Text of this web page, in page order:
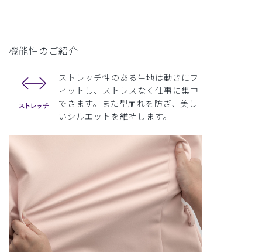
機能性のご紹介
ストレッチ性のある生地は動きにフ
ィットし、ストレスなく仕事に集中
できます。また型崩れを防ぎ、美し
いシルエットを維持します。